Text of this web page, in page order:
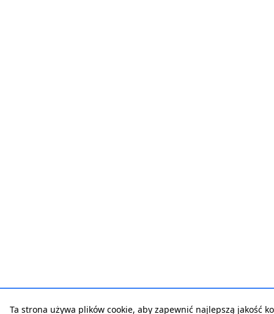
Ta strona używa plików cookie, aby zapewnić najlepszą jakość